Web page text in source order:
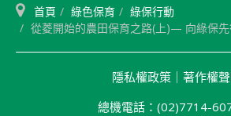
首頁 綠色保育
綠保行動
從菱開始的農田保育之路(上)— 向綠保
隱私權政策｜ 著作權
總機電話：(02)7714-